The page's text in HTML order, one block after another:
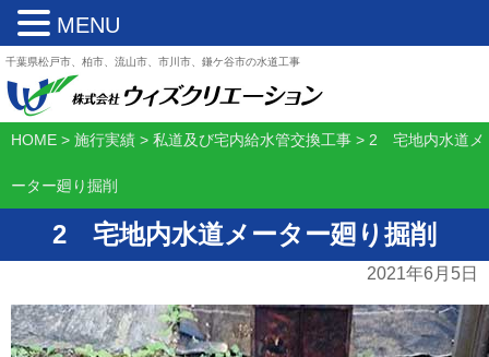
千葉県松戸市、柏市、流山市、市川市、鎌ケ谷市の水道工事
HOME > 施行実績 > 私道及び宅内給水管交換工事 > 2 宅地内水道メ
ーター廻り掘削
2 宅地内水道メーター廻り掘削
2021年6月5日
MENU